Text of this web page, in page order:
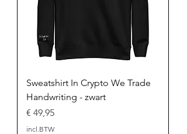
Sweatshirt In Crypto We Trade
Handwriting - zwart
Prijs
€ 49,95
incl.BTW